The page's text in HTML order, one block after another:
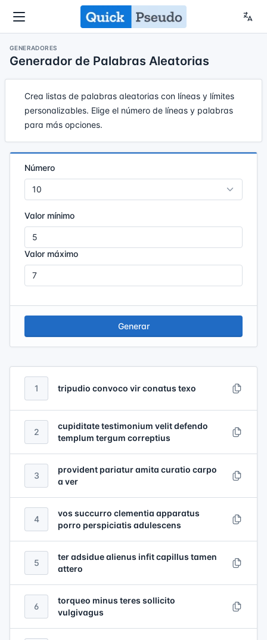
GENERADORES
Generador de Palabras Aleatorias
Crea listas de palabras aleatorias con líneas y límites
personalizables. Elige el número de líneas y palabras
para más opciones.
Número
Valor mínimo
Valor máximo
Generar
1 tripudio convoco vir conatus texo
2
cupiditate testimonium velit defendo
templum tergum correptius
3
provident pariatur amita curatio carpo
a ver
4
vos succurro clementia apparatus
porro perspiciatis adulescens
5
ter adsidue alienus infit capillus tamen
attero
6
torqueo minus teres sollicito
vulgivagus